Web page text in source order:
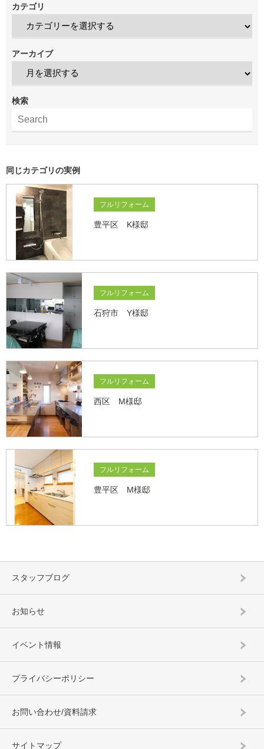
カテゴリ
アーカイブ
検索
同じカテゴリの実例
フルリフォーム
豊平区 K様邸
フルリフォーム
石狩市 Y様邸
フルリフォーム
西区 M様邸
フルリフォーム
豊平区 M様邸
スタッフブログ
お知らせ
イベント情報
プライバシーポリシー
お問い合わせ/資料請求
サイトマップ